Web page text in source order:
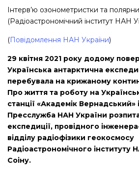
Інтерв’ю озонометристки та
(Радіоастрономічний інститут НАН
(Повідомлення НАН України)
29 квітня 2021 року додому
Українська антарктична
перебувала на крижаному
Про життя та роботу на
станції «Академік Вернадський»
Пресслужба НАН України
експедиції, провідного
відділу радіофізики геокосмосу
Радіоастрономічного інституту
Соіну.